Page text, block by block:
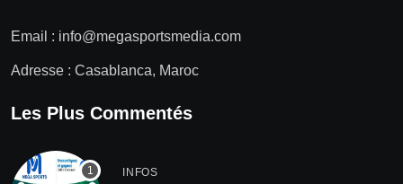
Email : info@megasportsmedia.com
Adresse : Casablanca, Maroc
Les Plus Commentés
INFOS